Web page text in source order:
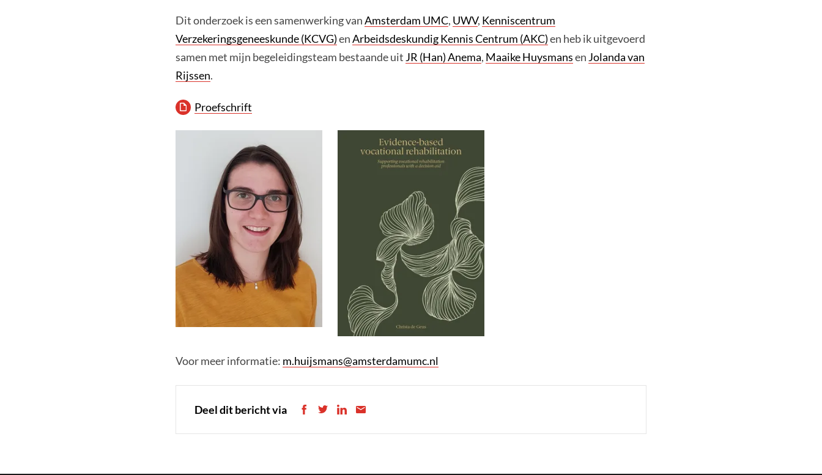
Dit onderzoek is een samenwerking vanAmsterdam UMC, UWV, Kenniscentrum
Verzekeringsgeneeskunde (KCVG)enArbeidsdeskundig Kennis Centrum (AKC)en heb ik uitgevoerd
samen met mijn begeleidingsteam bestaande uit JR (Han) Anema, Maaike Huysmansen Jolanda van
Rijssen.
Proefschrift
Voor meer informatie: m.huijsmans@amsterdamumc.nl
Deel dit bericht via